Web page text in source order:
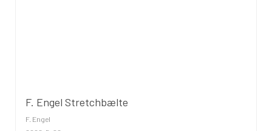
F. Engel Stretchbælte
F. Engel